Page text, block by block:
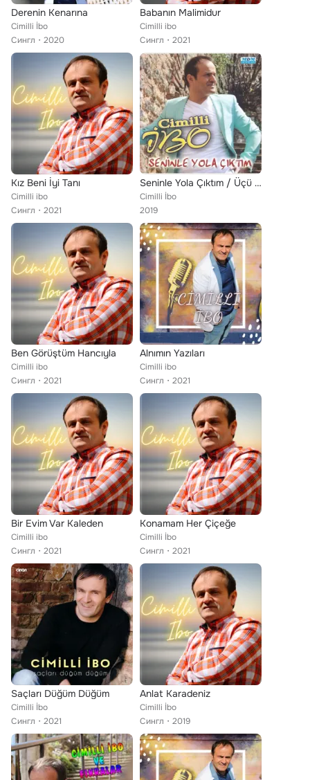
Derenin Kenarına
Cimilli İbo
Сингл
2020
Babanın Malimidur
Cimilli ibo
Сингл
2021
Kız Beni İyi Tanı
Cimilli ibo
Сингл
2021
Seninle Yola Çıktım / Üçü Bir Arada
Cimilli İbo
2019
Ben Görüştüm Hancıyla
Cimilli ibo
Сингл
2021
Alnımın Yazıları
Cimilli ibo
Сингл
2021
Bir Evim Var Kaleden
Cimilli ibo
Сингл
2021
Konamam Her Çiçeğe
Cimilli İbo
Сингл
2021
Saçları Düğüm Düğüm
Cimilli İbo
Сингл
2021
Anlat Karadeniz
Cimilli İbo
Сингл
2019